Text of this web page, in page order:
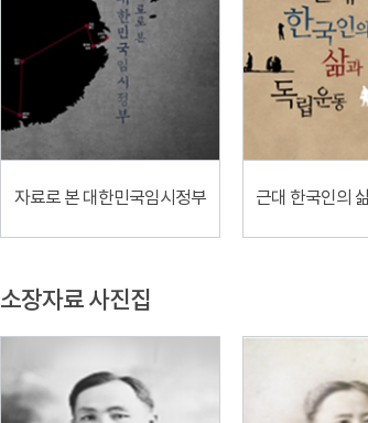
자료로 본 대한민국임시정부 근대 한국인의
소장자료 사진집